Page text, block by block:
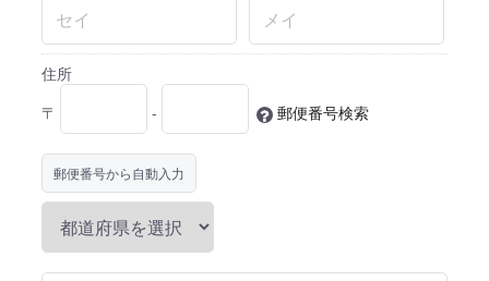
住所
〒
- 郵便番号検索
郵便番号から自動入力